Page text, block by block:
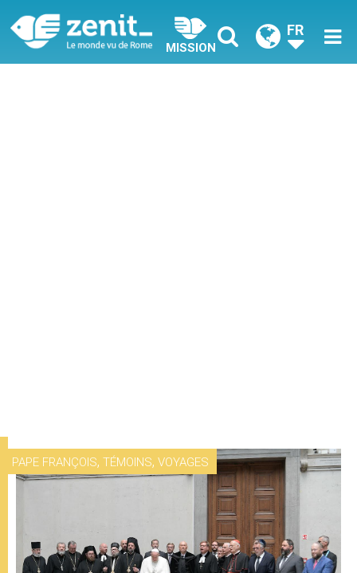
MISSION
FR
PAPE FRANÇOIS, TÉMOINS, VOYAGES